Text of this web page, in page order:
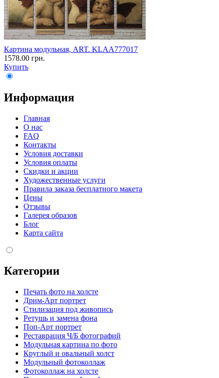
Картина модульная, ART. KLAA777017
1578.00 грн.
Купить
Информация
Главная
О нас
FAQ
Контакты
Условия доставки
Условия оплаты
Скидки и акции
Художественные услуги
Правила заказа бесплатного макета
Цены
Отзывы
Галерея образов
Блог
Карта сайта
Категории
Печать фото на холсте
Дрим-Арт портрет
Стилизация под живопись
Ретушь и замена фона
Поп-Арт портрет
Реставрация Ч/Б фотографий
Модульная картина по фото
Круглый и овальный холст
Модульный фотоколлаж
Фотоколлаж на холсте